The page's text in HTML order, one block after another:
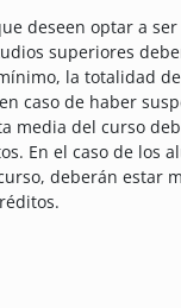
deseen optar a
superiores
la totalidad
caso de haber
media del curso
En el caso de los
deberán estar